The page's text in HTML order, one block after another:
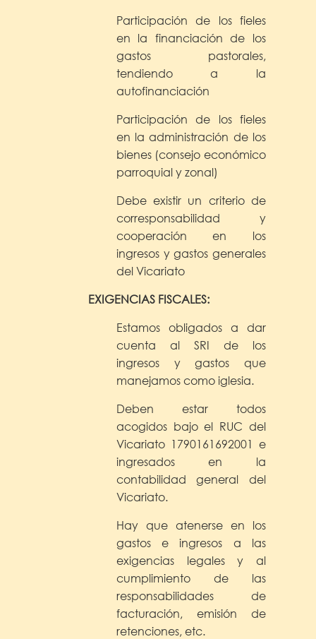
Participación de los fieles
en la financiación de los
gastos pastorales,
tendiendo a la
autofinanciación
Participación de los fieles
en la administración de los
bienes (consejo económico
parroquial y zonal)
Debe existir un criterio de
corresponsabilidad y
cooperación en los
ingresos y gastos generales
del Vicariato
EXIGENCIAS FISCALES:
Estamos obligados a dar
cuenta al SRI de los
ingresos y gastos que
manejamos como iglesia.
Deben estar todos
acogidos bajo el RUC del
Vicariato 1790161692001 e
ingresados en la
contabilidad general del
Vicariato.
Hay que atenerse en los
gastos e ingresos a las
exigencias legales y al
cumplimiento de las
responsabilidades de
facturación, emisión de
retenciones, etc.